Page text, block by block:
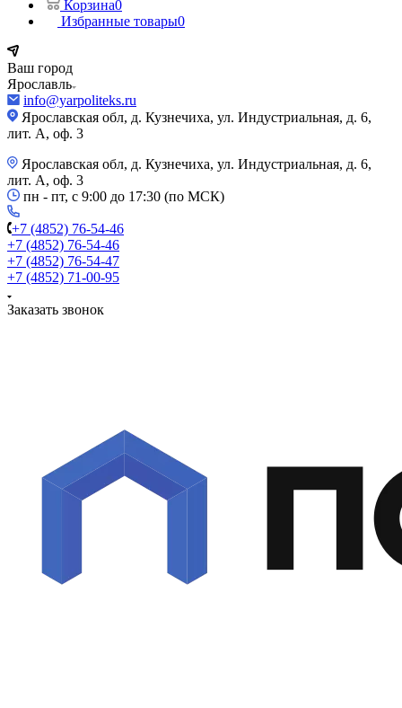
Корзина0
Избранные товары0
Ваш город
Ярославль
info@yarpoliteks.ru
Ярославская обл, д. Кузнечиха, ул. Индустриальная, д. 6,
лит. А, оф. 3
Ярославская обл, д. Кузнечиха, ул. Индустриальная, д. 6,
лит. А, оф. 3
пн - пт, с 9:00 до 17:30 (по МСК)
+7 (4852) 76-54-46
+7 (4852) 76-54-46
+7 (4852) 76-54-47
+7 (4852) 71-00-95
Заказать звонок